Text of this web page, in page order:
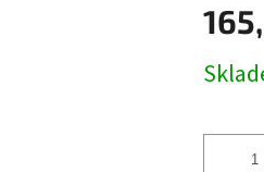
cena: